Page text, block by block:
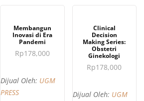
BELI SEKARANG
Membangun
Inovasi di Era
Pandemi
Rp178,000
Dijual Oleh: UGM
PRESS
BELI SEKARANG
Clinical
Decision
Making Series:
Obstetri
Ginekologi
Rp178,000
Dijual Oleh: UGM